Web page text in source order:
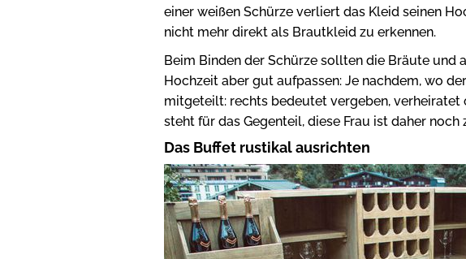
einer weißen Schürze verliert das Kleid seinen
nicht mehr direkt als Brautkleid zu erkennen.
Beim Binden der Schürze sollten die Bräute und
Hochzeit aber gut aufpassen: Je nachdem, wo
mitgeteilt: rechts bedeutet vergeben,
steht für das Gegenteil, diese Frau ist daher noch
Das Buffet rustikal ausrichten